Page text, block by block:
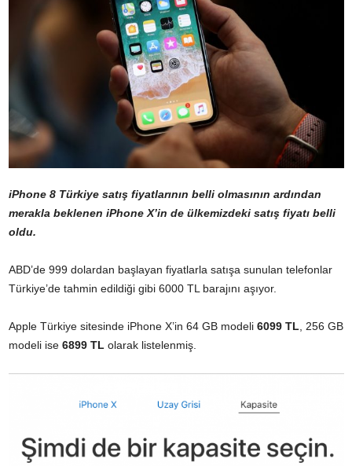
iPhone 8 Türkiye satış fiyatlarının belli olmasının ardından
merakla beklenen iPhone X’in de ülkemizdeki satış fiyatı belli
oldu.
ABD’de 999 dolardan başlayan fiyatlarla satışa sunulan telefonlar
Türkiye’de tahmin edildiği gibi 6000 TL barajını aşıyor.
Apple Türkiye sitesinde iPhone X’in 64 GB modeli 6099 TL , 256 GB
modeli ise 6899 TL olarak listelenmiş.